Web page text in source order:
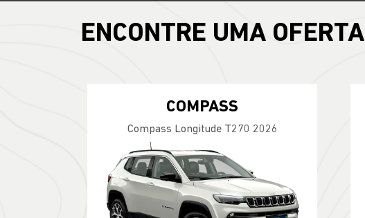
ENCONTRE UMA OFERTA
COMPASS
Compass Longitude T270 2026